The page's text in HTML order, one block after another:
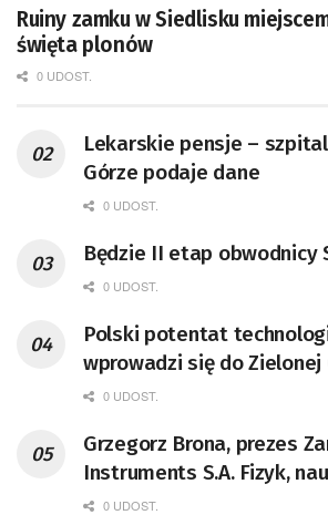
Ruiny zamku w Siedlisku
święta plonów
0 UDOST.
Lekarskie pensje –
Górze podaje dane
0 UDOST.
Będzie II etap obwodnicy
0 UDOST.
Polski potentat
wprowadzi się do Zielonej
0 UDOST.
Grzegorz Brona, prezes
Instruments S.A. Fizyk, naukowiec, były
pracownik CERN w
0 UDOST.